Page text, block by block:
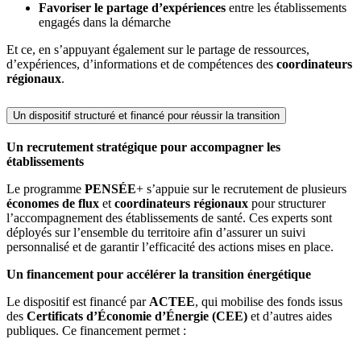
Favoriser le partage d’expériences entre les établissements
engagés dans la démarche
Et ce, en s’appuyant également sur le partage de ressources,
d’expériences, d’informations et de compétences des coordinateurs
régionaux.
Un dispositif structuré et financé pour réussir la transition
Un recrutement stratégique pour accompagner les
établissements
Le programme PENSÉE+ s’appuie sur le recrutement de plusieurs
économes de flux et coordinateurs régionaux pour structurer
l’accompagnement des établissements de santé. Ces experts sont
déployés sur l’ensemble du territoire afin d’assurer un suivi
personnalisé et de garantir l’efficacité des actions mises en place.
Un financement pour accélérer la transition énergétique
Le dispositif est financé par ACTEE, qui mobilise des fonds issus
des Certificats d’Économie d’Énergie (CEE) et d’autres aides
publiques. Ce financement permet :